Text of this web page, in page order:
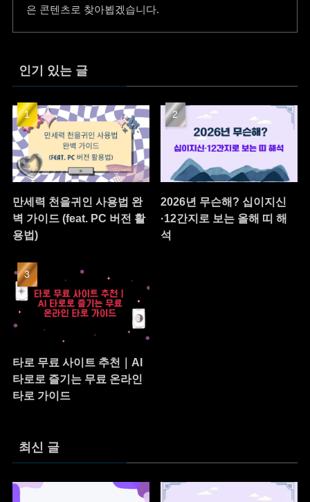
은 콘텐츠로 찾아뵙겠습니다.
인기 있는 글
만세력 천을귀인 사용법 완
벽 가이드 (feat. PC 버전 활
용법)
2026년 무슨해? 십이지신
·12간지로 보는 올해 띠 해
석
타로 무료 사이트 추천｜AI
타로로 즐기는 무료 온라인
타로 가이드
최신 글